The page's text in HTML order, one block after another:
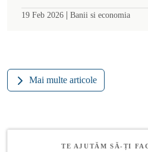
19 Feb 2026 | Banii si economia
Mai multe articole
TE AJUTĂM SĂ-ȚI